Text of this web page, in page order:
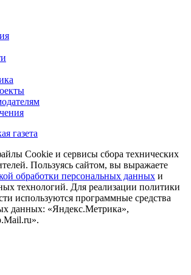
газета
Cookie и сервисы сбора технических
Пользуясь сайтом, вы выражаете
обработки персональных данных и
технологий. Для реализации политики
используются программные средства
данных: «Яндекс.Метрика»,